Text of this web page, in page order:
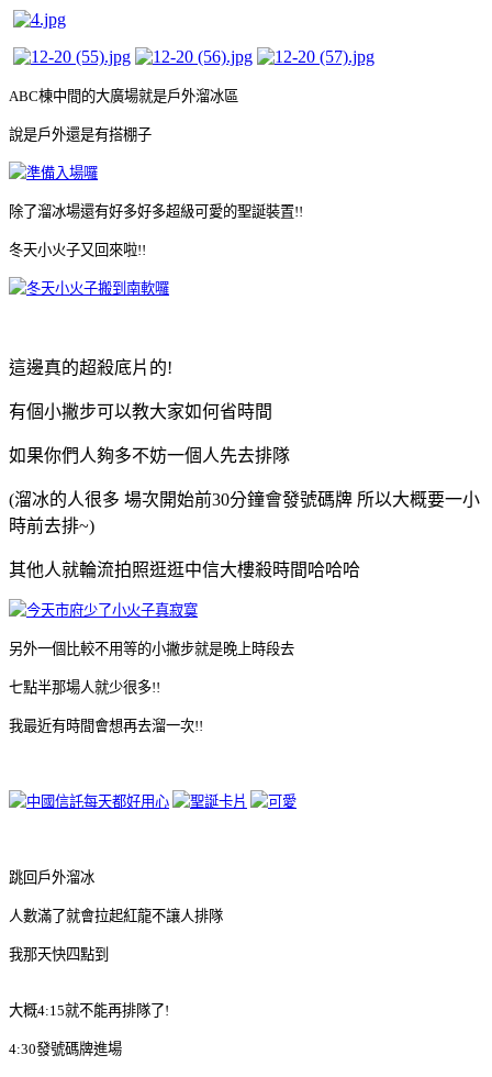
ABC棟中間的大廣場就是戶外溜冰區
說是戶外還是有搭棚子
除了溜冰場還有好多好多超級可愛的聖誕裝置!!
冬天小火子又回來啦!!
這邊真的超殺底片的!
有個小撇步可以教大家如何省時間
如果你們人夠多不妨一個人先去排隊
(溜冰的人很多 場次開始前30分鐘會發號碼牌 所以大概要一小
時前去排~)
其他人就輪流拍照逛逛中信大樓殺時間哈哈哈
另外一個比較不用等的小撇步就是晚上時段去
七點半那場人就少很多!!
我最近有時間會想再去溜一次!!
跳回戶外溜冰
人數滿了就會拉起紅龍不讓人排隊
我那天快四點到
大概4:15就不能再排隊了!
4:30發號碼牌進場